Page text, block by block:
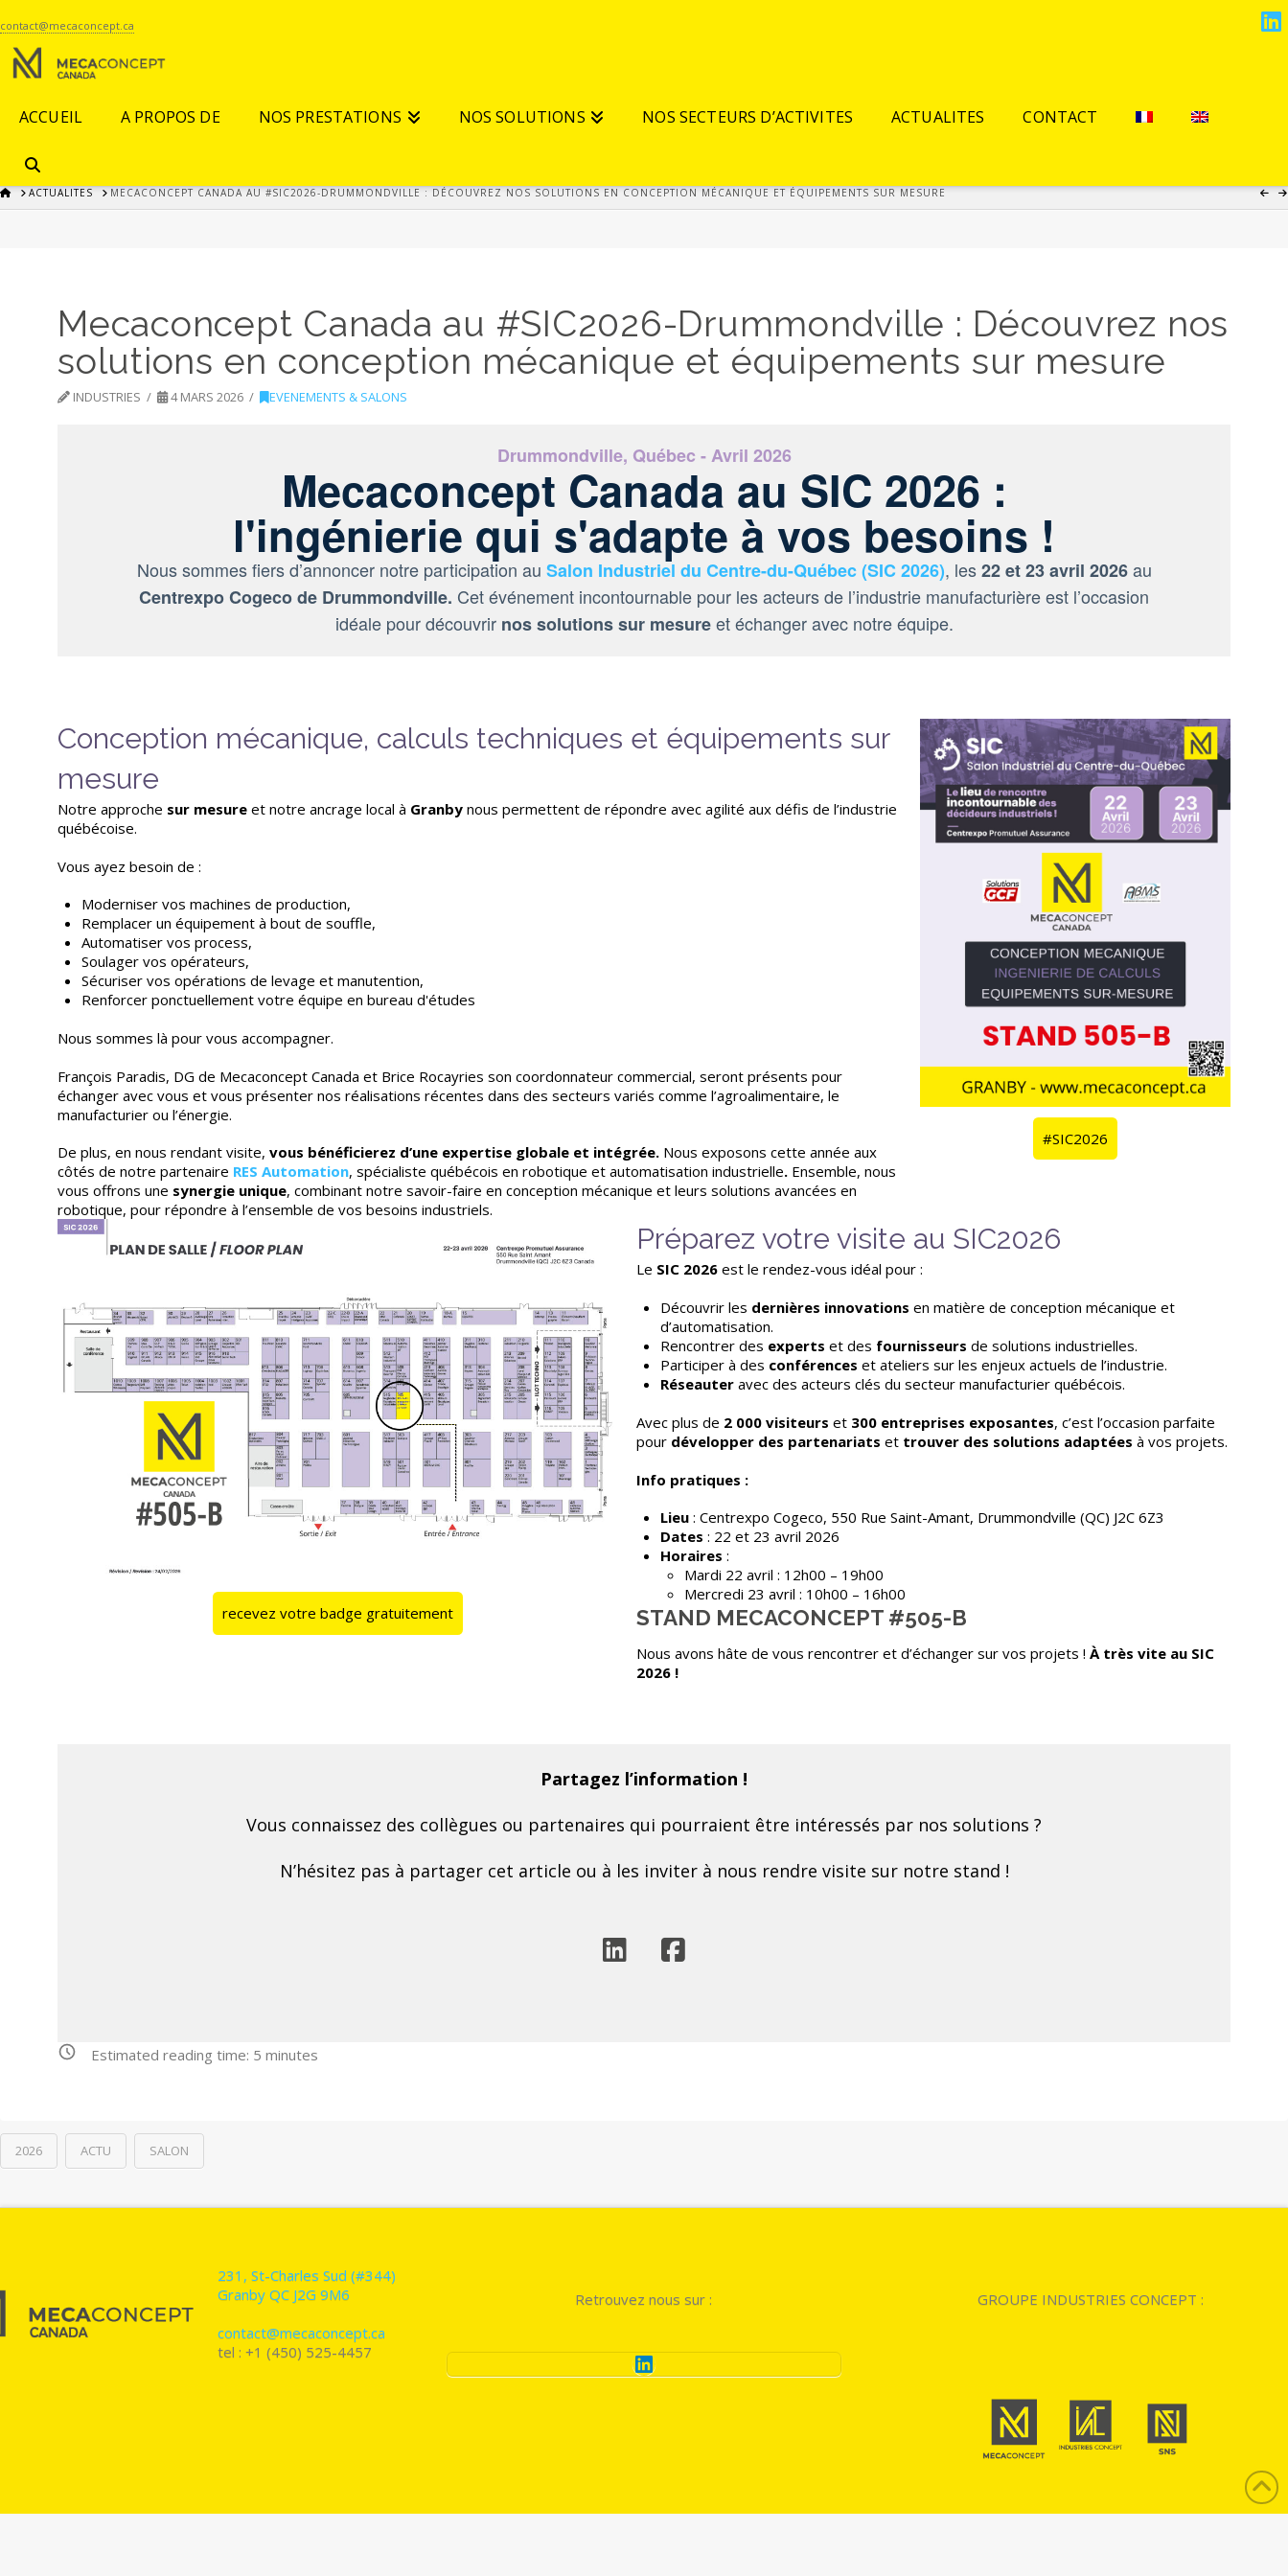
contact@mecaconcept.ca
ACCUEIL A PROPOS DE NOS PRESTATIONS NOS SOLUTIONS NOS SECTEURS D’ACTIVITES ACTUALITES CONTACT
HOMEACTUALITES MECACONCEPT CANADA AU #SIC2026-DRUMMONDVILLE : DÉCOUVREZ NOS SOLUTIONS EN CONCEPTION MÉCANIQUE ET ÉQUIPEMENTS SUR MESURE
Mecaconcept Canada au #SIC2026-Drummondville : Découvrez nos
solutions en conception mécanique et équipements sur mesure
INDUSTRIES 4 MARS 2026 EVENEMENTS & SALONS
Drummondville, Québec - Avril 2026
Mecaconcept Canada au SIC 2026 :
l'ingénierie qui s'adapte à vos besoins !
Nous sommes fiers d’annoncer notre participation au Salon Industriel du Centre-du-Québec (SIC 2026), les22 et 23 avril 2026au
Centrexpo Cogeco de Drummondville. Cet événement incontournable pour les acteurs de l’industrie manufacturière est l’occasion
idéale pour découvrir nos solutions sur mesureet échanger avec notre équipe.
Conception mécanique, calculs techniques et équipements sur
mesure
Notre approche sur mesure et notre ancrage local à Granby nous permettent de répondre avec agilité aux défis de l’industrie
québécoise.
Vous ayez besoin de :
Moderniser vos machines de production,
Remplacer un équipement à bout de souffle,
Automatiser vos process,
Soulager vos opérateurs,
Sécuriser vos opérations de levage et manutention,
Renforcer ponctuellement votre équipe en bureau d'études
Nous sommes là pour vous accompagner.
François Paradis, DG de Mecaconcept Canada et Brice Rocayries son coordonnateur commercial, seront présents pour
échanger avec vous et vous présenter nos réalisations récentes dans des secteurs variés comme l’agroalimentaire, le
manufacturier ou l’énergie.
De plus, en nous rendant visite, vous bénéficierez d’une expertise globale et intégrée. Nous exposons cette année aux
côtés de notre partenaire RES Automation, spécialiste québécois en robotique et automatisation industrielle. Ensemble, nous
vous offrons une synergie unique, combinant notre savoir-faire en conception mécanique et leurs solutions avancées en
robotique, pour répondre à l’ensemble de vos besoins industriels.
#SIC2026
Préparez votre visite au SIC2026
Le SIC 2026 est le rendez-vous idéal pour :
Découvrir les dernières innovations en matière de conception mécanique et
d’automatisation.
Rencontrer des experts et des fournisseurs de solutions industrielles.
Participer à des conférences et ateliers sur les enjeux actuels de l’industrie.
Réseauter avec des acteurs clés du secteur manufacturier québécois.
Avec plus de 2 000 visiteurs et 300 entreprises exposantes, c’est l’occasion parfaite
pour développer des partenariats et trouver des solutions adaptées à vos projets.
Info pratiques :
Lieu : Centrexpo Cogeco, 550 Rue Saint-Amant, Drummondville (QC) J2C 6Z3
Dates : 22 et 23 avril 2026
Horaires :
Mardi 22 avril : 12h00 – 19h00
Mercredi 23 avril : 10h00 – 16h00
STAND MECACONCEPT #505-B
Nous avons hâte de vous rencontrer et d’échanger sur vos projets !À très vite au SIC
2026 !
recevez votre badge gratuitement
Partagez l’information !
Vous connaissez des collègues ou partenaires qui pourraient être intéressés par nos solutions ?
N’hésitez pas à partager cet article ou à les inviter à nous rendre visite sur notre stand !
Estimated reading time: 5 minutes
2026 ACTU SALON
231, St-Charles Sud (#344)
Granby QC J2G 9M6
contact@mecaconcept.ca
tel : +1 (450) 525-4457
Retrouvez nous sur :
LinkedIn
GROUPE INDUSTRIES CONCEPT :